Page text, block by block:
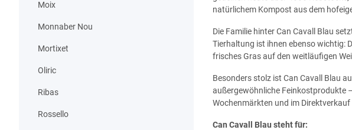
natürlichem Kompost aus dem
Die Familie hinter Can Cavall Blau
Tierhaltung ist ihnen ebenso wichtig:
frisches Gras auf den weitläufigen
Besonders stolz ist Can Cavall Blau
außergewöhnliche Feinkostprodukte
Wochenmärkten und im
Can Cavall Blau steht für:
Moix
Monnaber Nou
Mortixet
Oliric
Ribas
Rossello